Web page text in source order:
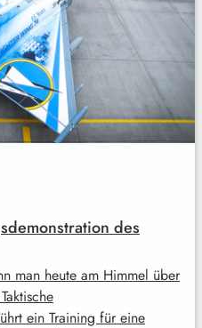
des
man heute am Himmel über
ein Training für eine